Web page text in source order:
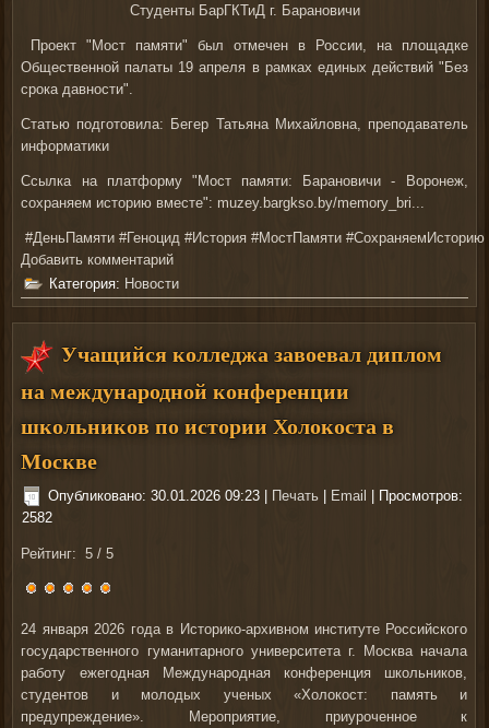
Студенты БарГКТиД г. Барановичи
Проект "Мост памяти" был отмечен в России, на площадке
Общественной палаты 19 апреля в рамках единых действий "Без
срока давности".
Статью подготовила: Бегер Татьяна Михайловна, преподаватель
информатики
Ссылка на платформу "Мост памяти: Барановичи - Воронеж,
сохраняем историю вместе": muzey.bargkso.by/memory_bri...
#ДеньПамяти #Геноцид #История #МостПамяти #СохраняемИсторию
Добавить комментарий
Категория: Новости
Учащийся колледжа завоевал диплом
на международной конференции
школьников по истории Холокоста в
Москве
Опубликовано: 30.01.2026 09:23 | Печать | Email | Просмотров:
2582
Рейтинг:5 /5
24 января 2026 годав Историко-архивном институте Российского
государственного гуманитарного университета г. Москва начала
работу ежегодная Международная конференция школьников,
студентов и молодых ученых «Холокост: память и
предупреждение».
Мероприятие, приуроченное к